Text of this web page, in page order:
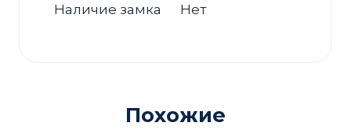
Наличие замка Нет
Похожие